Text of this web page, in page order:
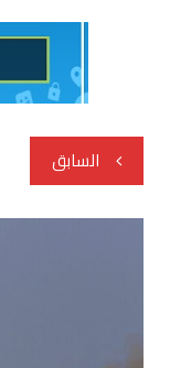
تصفّح
المقالات
السابق